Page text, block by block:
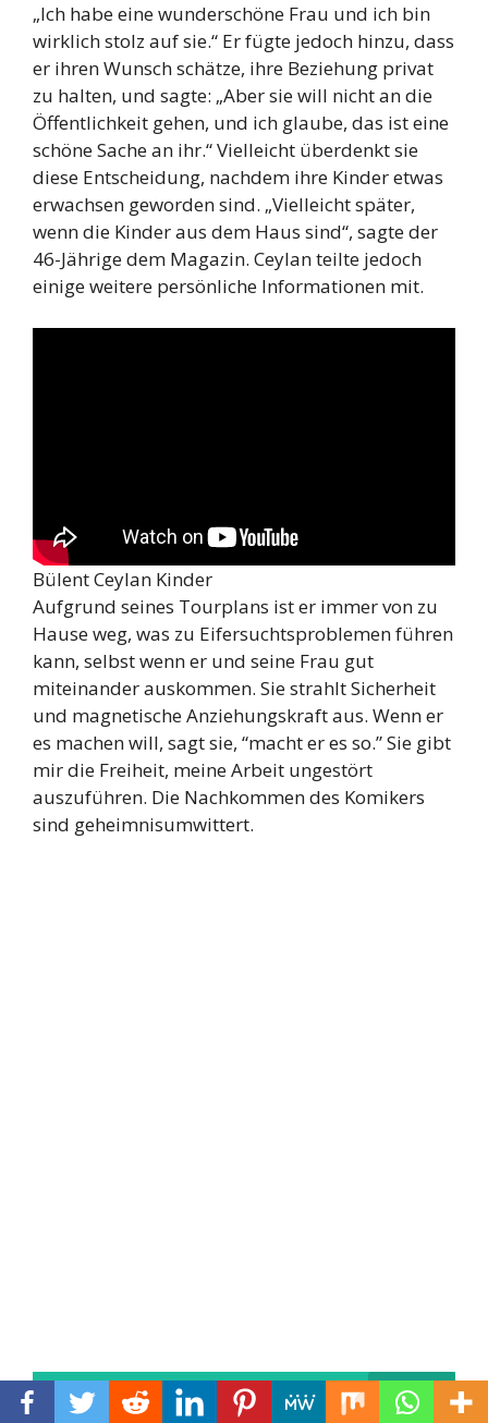
„Ich habe eine wunderschöne Frau und ich bin
wirklich stolz auf sie.“ Er fügte jedoch hinzu, dass
er ihren Wunsch schätze, ihre Beziehung privat
zu halten, und sagte: „Aber sie will nicht an die
Öffentlichkeit gehen, und ich glaube, das ist eine
schöne Sache an ihr.“ Vielleicht überdenkt sie
diese Entscheidung, nachdem ihre Kinder etwas
erwachsen geworden sind. „Vielleicht später,
wenn die Kinder aus dem Haus sind“, sagte der
46-Jährige dem Magazin. Ceylan teilte jedoch
einige weitere persönliche Informationen mit.
Bülent Ceylan Kinder
Aufgrund seines Tourplans ist er immer von zu
Hause weg, was zu Eifersuchtsproblemen führen
kann, selbst wenn er und seine Frau gut
miteinander auskommen. Sie strahlt Sicherheit
und magnetische Anziehungskraft aus. Wenn er
es machen will, sagt sie, “macht er es so.” Sie gibt
mir die Freiheit, meine Arbeit ungestört
auszuführen. Die Nachkommen des Komikers
sind geheimnisumwittert.
Lesen Sie auch dies
Eva Von